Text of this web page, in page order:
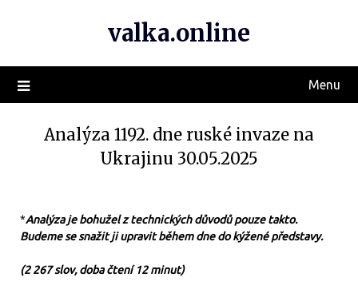
valka.online
Menu
Analýza 1192. dne ruské invaze na
Ukrajinu 30.05.2025
*Analýza je bohužel z technických důvodů pouze takto.
Budeme se snažit ji upravit během dne do kýžené představy.
(2 267 slov, doba čtení 12 minut)